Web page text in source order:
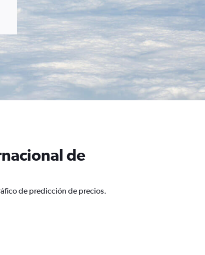
de
de predicción de precios.